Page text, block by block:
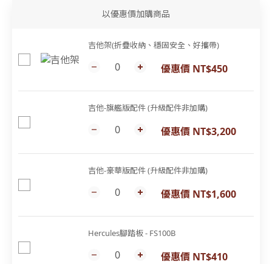
以優惠價加購商品
吉他架(折疊收納、穩固安全、好攜帶)
優惠價 NT$450
吉他-旗艦版配件 (升級配件非加購)
優惠價 NT$3,200
吉他-豪華版配件 (升級配件非加購)
優惠價 NT$1,600
Hercules腳踏板 - FS100B
優惠價 NT$410